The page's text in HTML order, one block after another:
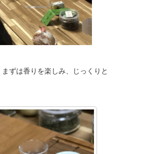
ずは香りを楽しみ、じっくりと